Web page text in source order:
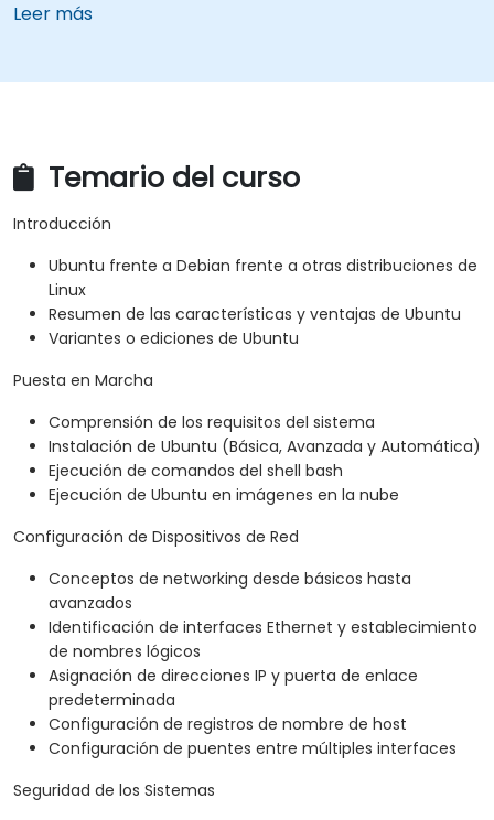
Leer más
Temario del curso
Introducción
Ubuntu frente a Debian frente a otras distribuciones de
Linux
Resumen de las características y ventajas de Ubuntu
Variantes o ediciones de Ubuntu
Puesta en Marcha
Comprensión de los requisitos del sistema
Instalación de Ubuntu (Básica, Avanzada y Automática)
Ejecución de comandos del shell bash
Ejecución de Ubuntu en imágenes en la nube
Configuración de Dispositivos de Red
Conceptos de networking desde básicos hasta
avanzados
Identificación de interfaces Ethernet y establecimiento
de nombres lógicos
Asignación de direcciones IP y puerta de enlace
predeterminada
Configuración de registros de nombre de host
Configuración de puentes entre múltiples interfaces
Seguridad de los Sistemas